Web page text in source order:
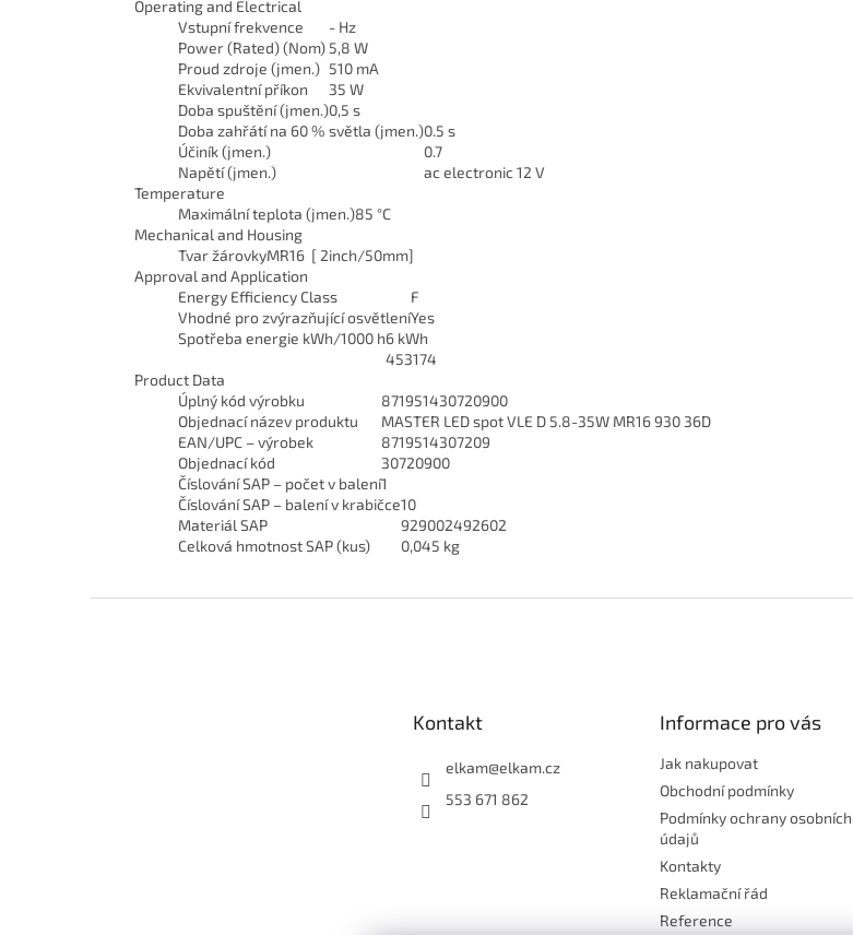
Operating and Electrical
Vstupní frekvence
- Hz
Power (Rated) (Nom) 5,8 W
Proud zdroje (jmen.) 510 mA
Ekvivalentní příkon
35 W
Doba spuštění (jmen.)0,5 s
Doba zahřátí na 60 % světla (jmen.)0.5 s
Účiník (jmen.)
0.7
Napětí (jmen.)
ac electronic 12 V
Temperature
Maximální teplota (jmen.)85 °C
Mechanical and Housing
Tvar žárovkyMR16 [ 2inch/50mm]
Approval and Application
Energy Efficiency Class
F
Vhodné pro zvýrazňující osvětleníYes
Spotřeba energie kWh/1000 h6 kWh
453174
Product Data
Úplný kód výrobku
871951430720900
Objednací název produktu
MASTER LED spot VLE D 5.8-35W MR16 930 36D
EAN/UPC – výrobek
8719514307209
Objednací kód
30720900
Číslování SAP – počet v balení1
Číslování SAP – balení v krabičce10
Materiál SAP
929002492602
Celková hmotnost SAP (kus)
0,045 kg
Kontakt
elkam@elkam.cz
553 671 862
Informace pro vás
Jak nakupovat
Obchodní podmínky
Podmínky ochrany osobních
údajů
Kontakty
Reklamační řád
Reference